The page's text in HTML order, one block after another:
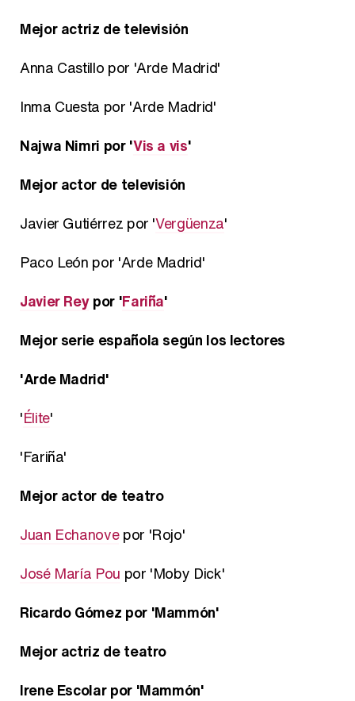
Mejor actriz de televisión
Anna Castillo por 'Arde Madrid'
Inma Cuesta por 'Arde Madrid'
Najwa Nimri por 'Vis a vis'
Mejor actor de televisión
Javier Gutiérrez por 'Vergüenza'
Paco León por 'Arde Madrid'
Javier Reypor 'Fariña'
Mejor serie española según los lectores
'Arde Madrid'
'Élite'
'Fariña'
Mejor actor de teatro
Juan Echanovepor 'Rojo'
José María Pou por 'Moby Dick'
Ricardo Gómez por 'Mammón'
Mejor actriz de teatro
Irene Escolar por 'Mammón'